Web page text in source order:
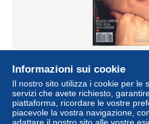
Coppola , Yvan Attal , Sean
±
Stato
Informazioni sui cookie
Il nostro sito utilizza i cookie per le
servizi che avete richiesto,
piattaforma, ricordare le vostre
piacevole la vostra navigazione,